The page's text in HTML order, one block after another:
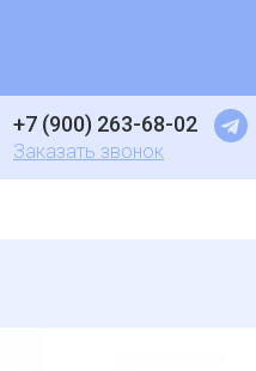
+7 (900) 263-68-02
Заказать звонок